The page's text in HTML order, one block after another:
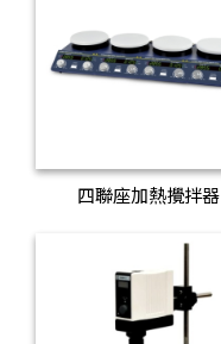
四聯座加熱攪拌器